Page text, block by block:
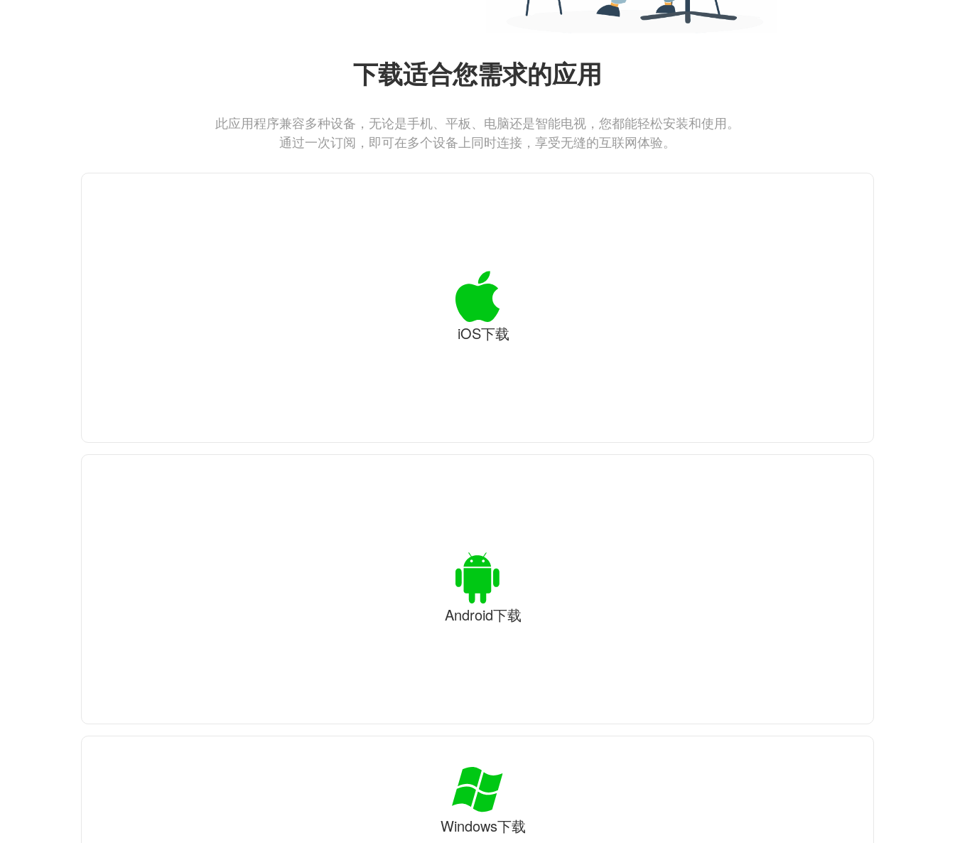
下载适合您需求的应用
此应用程序兼容多种设备，无论是手机、平板、电脑还是智能电视，您都能轻松安装和使用。
通过一次订阅，即可在多个设备上同时连接，享受无缝的互联网体验。
iOS下载
Android下载
Windows下载